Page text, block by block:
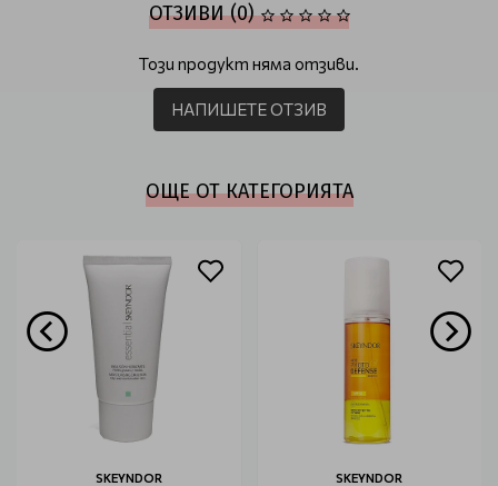
ОТЗИВИ (0)
Този продукт няма отзиви.
НАПИШЕТЕ ОТЗИВ
ОЩЕ ОТ КАТЕГОРИЯТА
SKEYNDOR SKEYNDOR